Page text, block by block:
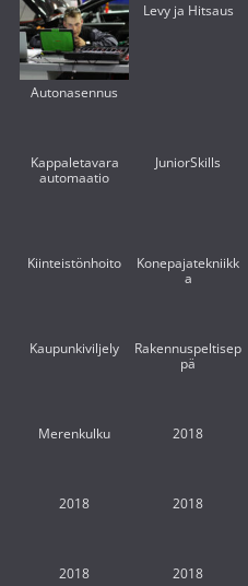
Autonasennus
Levy ja Hitsaus
Kappaletavara
automaatio
JuniorSkills
Kiinteistönhoito
Konepajatekniikk
a
Kaupunkiviljely
Rakennuspeltisep
pä
Merenkulku 2018
2018 2018
2018 2018